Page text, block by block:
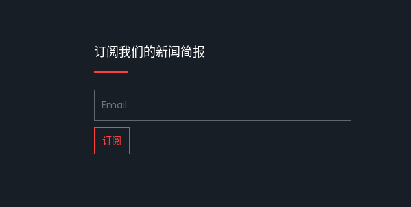
订阅我们的新闻简报